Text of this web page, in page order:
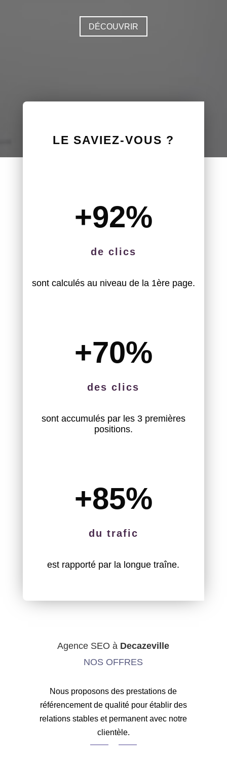
DÉCOUVRIR
LE SAVIEZ-VOUS ?
+92%
de clics
sont calculés au niveau de la 1ère page.
+70%
des clics
sont accumulés par les 3 premières
positions.
+85%
du trafic
est rapporté par la longue traîne.
Agence SEO à Decazeville
NOS OFFRES
Nous proposons des prestations de
référencement de qualité pour établir des
relations stables et permanent avec notre
clientèle.